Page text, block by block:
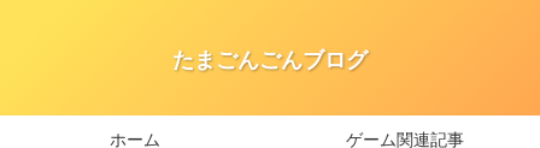
たまごんごんブログ
ホーム ゲーム関連記事